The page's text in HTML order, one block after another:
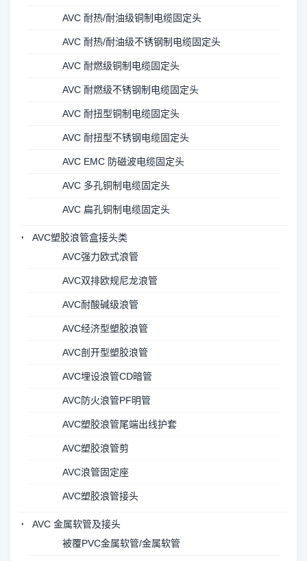
AVC 耐热/耐油级铜制电缆固定头
AVC 耐热/耐油级不锈钢制电缆固定头
AVC 耐燃级铜制电缆固定头
AVC 耐燃级不锈钢制电缆固定头
AVC 耐扭型铜制电缆固定头
AVC 耐扭型不锈钢电缆固定头
AVC EMC 防磁波电缆固定头
AVC 多孔铜制电缆固定头
AVC 扁孔铜制电缆固定头
AVC塑胶浪管盒接头类
AVC强力欧式浪管
AVC双排欧规尼龙浪管
AVC耐酸碱级浪管
AVC经济型塑胶浪管
AVC剖开型塑胶浪管
AVC埋设浪管CD暗管
AVC防火浪管PF明管
AVC塑胶浪管尾端出线护套
AVC塑胶浪管剪
AVC浪管固定座
AVC塑胶浪管接头
AVC 金属软管及接头
被覆PVC金属软管/金属软管